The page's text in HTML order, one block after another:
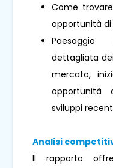
Come
opportunità di
Paesaggio
dettagliata
mercato,
opportunità
sviluppi
Analisi
Il rapporto